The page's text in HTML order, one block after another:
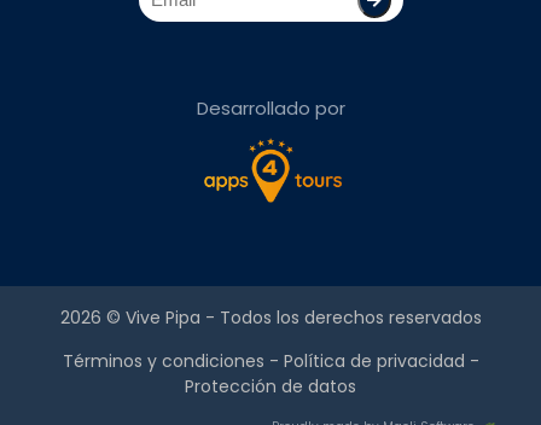
Desarrollado por
2026 © Vive Pipa - Todos los derechos reservados
Términos y condiciones - Política de privacidad -
Protección de datos